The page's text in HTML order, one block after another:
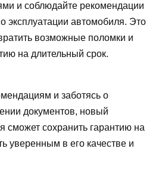
и соблюдайте рекомендации
эксплуатации автомобиля. Это
возможные поломки и
на длительный срок.
и заботясь о
документов, новый
сможет сохранить гарантию на
уверенным в его качестве и